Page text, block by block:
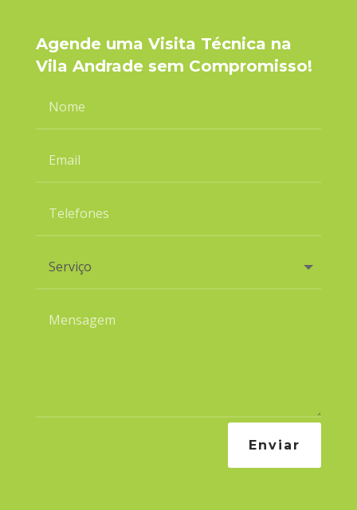
Agende uma Visita Técnica na
Vila Andrade sem Compromisso!
Enviar